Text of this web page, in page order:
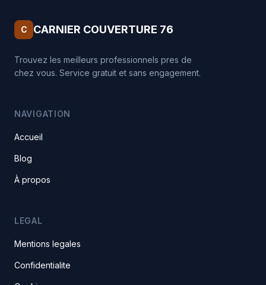
C CARNIER COUVERTURE 76
Trouvez les meilleurs professionnels pres de
chez vous. Service gratuit et sans engagement.
NAVIGATION
Accueil
Blog
À propos
LEGAL
Mentions legales
Confidentialite